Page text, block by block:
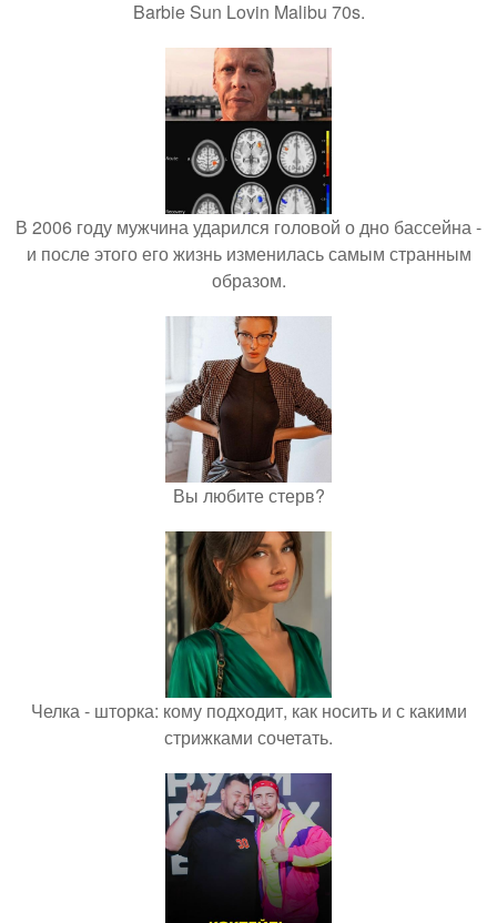
Barbie Sun Lovin Malibu 70s.
В 2006 году мужчина ударился головой о дно бассейна -
и после этого его жизнь изменилась самым странным
образом.
Вы любите стерв?
Челка - шторка: кому подходит, как носить и с какими
стрижками сочетать.